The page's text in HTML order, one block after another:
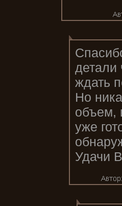
ждать
Но
объем,
уже
Удачи